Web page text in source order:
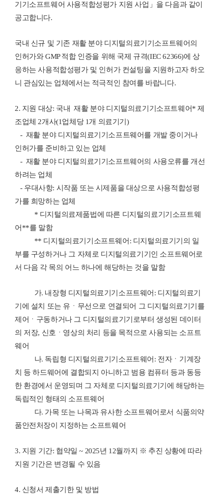
기기소프트웨어 사용적합성평가 지원 사업」을 다음과 같이
공고합니다.
국내 신규 및 기존 재활 분야 디지털의료기기소프트웨어의
인허가와GMP적합 인증을 위해 국제 규격(IEC 62366)에 상
응하는 사용적합성평가 및 인허가 컨설팅을 지원하고자 하오
니 관심있는 업체에서는 적극적인 참여를 바랍니다.
2. 지원 대상: 국내 재활 분야 디지털의료기기소프트웨어*제
조업체 2개사(1업체당1개 의료기기)
- 재활 분야 디지털의료기기소프트웨어를 개발 중이거나
인허가를 준비하고 있는 업체
- 재활 분야 디지털의료기기소프트웨어의 사용오류를 개선
하려는 업체
- 우대사항: 시작품 또는 시제품을 대상으로 사용적합성평
가를 희망하는 업체
* 디지털의료제품법에 따른 디지털의료기기소프트웨
어 **를 말함
** 디지털의료기기소프트웨어 : 디지털의료기기의 일
부를 구성하거나 그 자체로 디지털의료기기인 소프트웨어로
서 다음 각 목의 어느 하나에 해당하는 것을 말함
가. 내장형 디지털의료기기소프트웨어 : 디지털의료기
기에 설치 또는 유ㆍ무선으로 연결되어 그 디지털의료기기를
제어ㆍ구동하거나 그 디지털의료기기로부터 생성된 데이터
의 저장, 신호ㆍ영상의 처리 등을 목적으로 사용되는 소프트
웨어
나. 독립형 디지털의료기기소프트웨어 : 전자ㆍ기계장
치 등 하드웨어에 결합되지 아니하고 범용 컴퓨터 등과 동등
한 환경에서 운영되며 그 자체로 디지털의료기기에 해당하는
독립적인 형태의 소프트웨어
다. 가목 또는 나목과 유사한 소프트웨어로서 식품의약
품안전처장이 지정하는 소프트웨어
3. 지원 기간: 협약일 ~ 2025년 12월까지
※ 추진 상황에 따라
지원 기간은 변경될 수 있음
4. 신청서 제출기한 및 방법